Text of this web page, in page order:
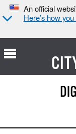
An official
Here’s how